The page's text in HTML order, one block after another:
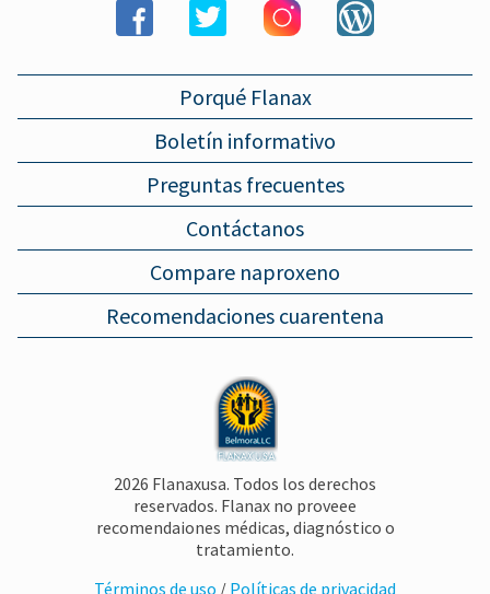
Porqué Flanax
Boletín informativo
Preguntas frecuentes
Contáctanos
Compare naproxeno
Recomendaciones cuarentena
2026 Flanaxusa. Todos los derechos
reservados. Flanax no proveee
recomendaiones médicas, diagnóstico o
tratamiento.
Términos de uso / Políticas de privacidad